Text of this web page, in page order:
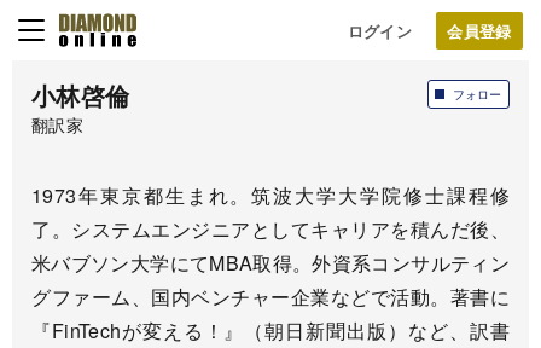
ログイン
フォロー
小林啓倫
翻訳家
1973年東京都生まれ。筑波大学大学院修士課程修
了。システムエンジニアとしてキャリアを積んだ後、
米バブソン大学にてMBA取得。外資系コンサルティン
グファーム、国内ベンチャー企業などで活動。著書に
『FinTechが変える！』（朝日新聞出版）など、訳書